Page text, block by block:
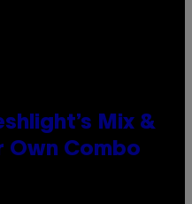
Mix &
Own Combo